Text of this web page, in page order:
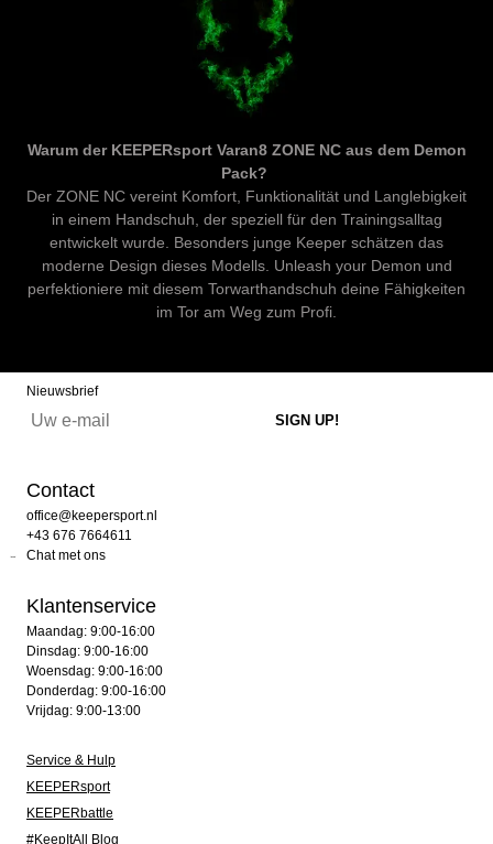
Warum der KEEPERsport Varan8 ZONE NC aus dem Demon
Pack?
Der ZONE NC vereint Komfort, Funktionalität und Langlebigkeit
in einem Handschuh, der speziell für den Trainingsalltag
entwickelt wurde. Besonders junge Keeper schätzen das
moderne Design dieses Modells. Unleash your Demon und
perfektioniere mit diesem Torwarthandschuh deine Fähigkeiten
im Tor am Weg zum Profi.
Nieuwsbrief
Contact
office@keepersport.nl
+43 676 7664611
Chat met ons
Klantenservice
Maandag: 9:00-16:00
Dinsdag: 9:00-16:00
Woensdag: 9:00-16:00
Donderdag: 9:00-16:00
Vrijdag: 9:00-13:00
Service & Hulp
KEEPERsport
KEEPERbattle
#KeepItAll Blog